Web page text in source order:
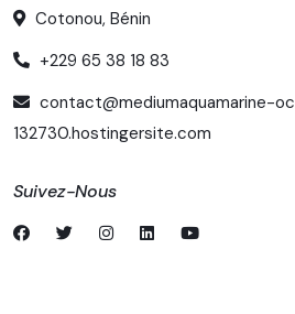
Cotonou, Bénin
+229 65 38 18 83
contact@mediumaquamarine-
132730.hostingersite.com
Suivez-Nous